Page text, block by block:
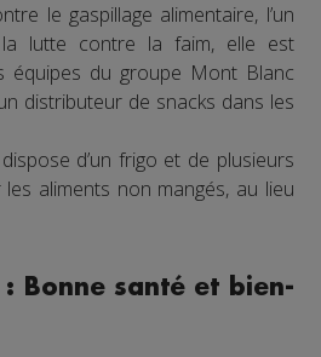
le gaspillage alimentaire, l’un
lutte contre la faim, elle est
équipes du groupe Mont Blanc
distributeur de snacks dans les
d’un frigo et de plusieurs
aliments non mangés, au lieu
: Bonne santé et bien-